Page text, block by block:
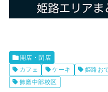
開店・閉店
カフェ
ケーキ 姫路お
飾磨中部校区